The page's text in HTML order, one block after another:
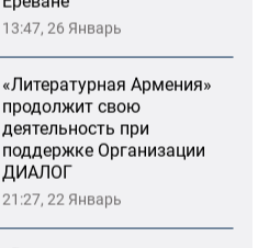
деятельность при
поддержке Организации
ДИАЛОГ
21:27, 22 Январь
«Взаимное восприятие
образов Армении и
России»: совместный
круглый стол РСМД и
ДИАЛОГА